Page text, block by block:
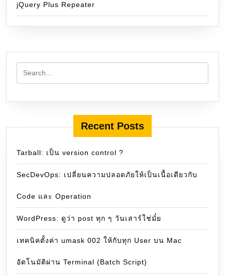
jQuery Plus Repeater
Recent Posts
Tarball: เป็น version control ?
SecDevOps: เปลี่ยนความปลอดภัยให้เป็นเนื้อเดียวกับ
Code และ Operation
WordPress: ดูว่า post ทุก ๆ วันเสาร์ใช่มั๋ย
เทคนิคตั้งค่า umask 002 ให้กับทุก User บน Mac
อัตโนมัติผ่าน Terminal (Batch Script)